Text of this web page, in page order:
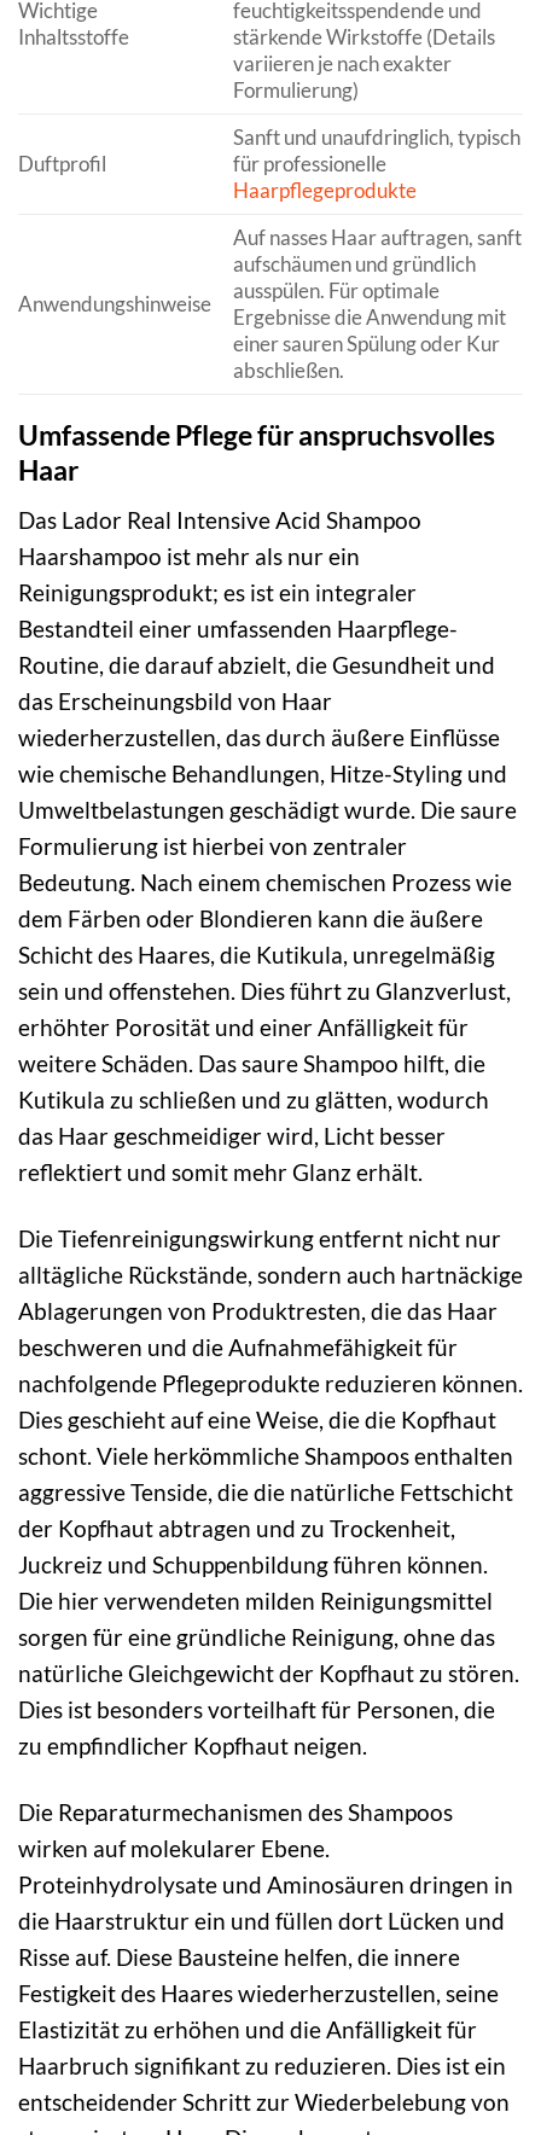
Wichtige
Inhaltsstoffe
feuchtigkeitsspendende und
stärkende Wirkstoffe (Details
variieren je nach exakter
Formulierung)
Duftprofil
Sanft und unaufdringlich, typisch
für professionelle
Haarpflegeprodukte
Anwendungshinweise
Auf nasses Haar auftragen, sanft
aufschäumen und gründlich
ausspülen. Für optimale
Ergebnisse die Anwendung mit
einer sauren Spülung oder Kur
abschließen.
Umfassende Pflege für anspruchsvolles
Haar
Das Lador Real Intensive Acid Shampoo
Haarshampoo ist mehr als nur ein
Reinigungsprodukt; es ist ein integraler
Bestandteil einer umfassenden Haarpflege-
Routine, die darauf abzielt, die Gesundheit und
das Erscheinungsbild von Haar
wiederherzustellen, das durch äußere Einflüsse
wie chemische Behandlungen, Hitze-Styling und
Umweltbelastungen geschädigt wurde. Die saure
Formulierung ist hierbei von zentraler
Bedeutung. Nach einem chemischen Prozess wie
dem Färben oder Blondieren kann die äußere
Schicht des Haares, die Kutikula, unregelmäßig
sein und offenstehen. Dies führt zu Glanzverlust,
erhöhter Porosität und einer Anfälligkeit für
weitere Schäden. Das saure Shampoo hilft, die
Kutikula zu schließen und zu glätten, wodurch
das Haar geschmeidiger wird, Licht besser
reflektiert und somit mehr Glanz erhält.
Die Tiefenreinigungswirkung entfernt nicht nur
alltägliche Rückstände, sondern auch hartnäckige
Ablagerungen von Produktresten, die das Haar
beschweren und die Aufnahmefähigkeit für
nachfolgende Pflegeprodukte reduzieren können.
Dies geschieht auf eine Weise, die die Kopfhaut
schont. Viele herkömmliche Shampoos enthalten
aggressive Tenside, die die natürliche Fettschicht
der Kopfhaut abtragen und zu Trockenheit,
Juckreiz und Schuppenbildung führen können.
Die hier verwendeten milden Reinigungsmittel
sorgen für eine gründliche Reinigung, ohne das
natürliche Gleichgewicht der Kopfhaut zu stören.
Dies ist besonders vorteilhaft für Personen, die
zu empfindlicher Kopfhaut neigen.
Die Reparaturmechanismen des Shampoos
wirken auf molekularer Ebene.
Proteinhydrolysate und Aminosäuren dringen in
die Haarstruktur ein und füllen dort Lücken und
Risse auf. Diese Bausteine helfen, die innere
Festigkeit des Haares wiederherzustellen, seine
Elastizität zu erhöhen und die Anfälligkeit für
Haarbruch signifikant zu reduzieren. Dies ist ein
entscheidender Schritt zur Wiederbelebung von